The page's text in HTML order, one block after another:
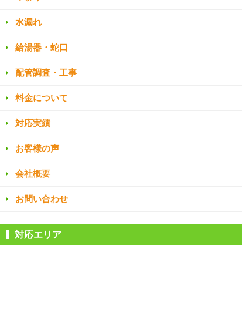
水漏れ
給湯器・蛇口
配管調査・工事
料金について
対応実績
お客様の声
会社概要
お問い合わせ
対応エリア